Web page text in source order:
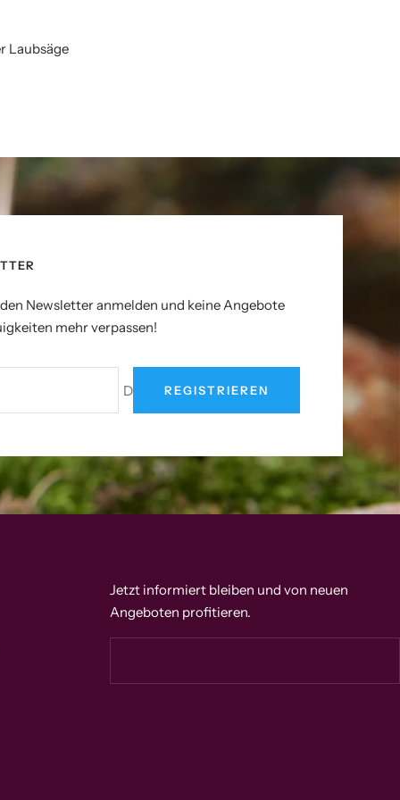
Laubsäge
Newsletter anmelden und keine Angebote
mehr verpassen!
Deine E-MailREGISTRIEREN
Jetzt informiert bleiben und von neuen
Angeboten profitieren.